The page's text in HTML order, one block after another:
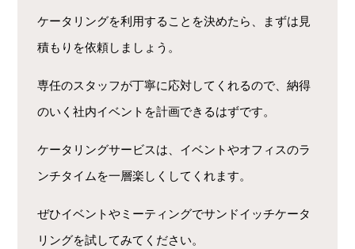
ケータリングを利用することを決めたら、まずは見
積もりを依頼しましょう。
専任のスタッフが丁寧に応対してくれるので、納得
のいく社内イベントを計画できるはずです。
ケータリングサービスは、イベントやオフィスのラ
ンチタイムを一層楽しくしてくれます。
ぜひイベントやミーティングでサンドイッチケータ
リングを試してみてください。